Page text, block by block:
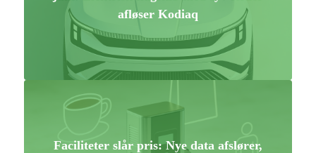
afløser Kodiaq
Faciliteter slår pris: Nye data afslører,